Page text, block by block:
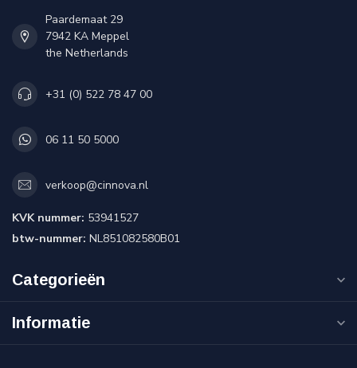
Paardemaat 29
7942 KA Meppel
the Netherlands
+31 (0) 522 78 47 00
06 11 50 5000
verkoop@cinnova.nl
KVK nummer: 53941527
btw-nummer: NL851082580B01
Categorieën
Informatie